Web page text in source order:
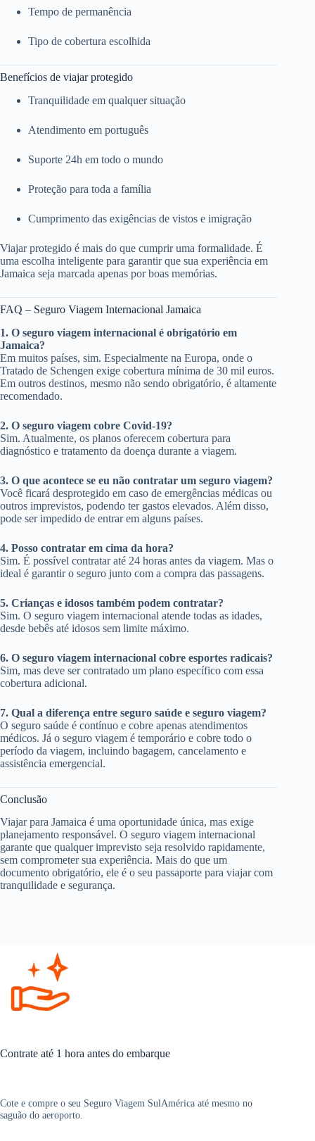
Tempo de permanência
Tipo de cobertura escolhida
Benefícios de viajar protegido
Tranquilidade em qualquer situação
Atendimento em português
Suporte 24h em todo o mundo
Proteção para toda a família
Cumprimento das exigências de vistos e imigração
Viajar protegido é mais do que cumprir uma formalidade. É
uma escolha inteligente para garantir que sua experiência em
Jamaica seja marcada apenas por boas memórias.
FAQ – Seguro Viagem Internacional Jamaica
1. O seguro viagem internacional é obrigatório em
Jamaica?
Em muitos países, sim. Especialmente na Europa, onde o
Tratado de Schengen exige cobertura mínima de 30 mil euros.
Em outros destinos, mesmo não sendo obrigatório, é altamente
recomendado.
2. O seguro viagem cobre Covid-19?
Sim. Atualmente, os planos oferecem cobertura para
diagnóstico e tratamento da doença durante a viagem.
3. O que acontece se eu não contratar um seguro viagem?
Você ficará desprotegido em caso de emergências médicas ou
outros imprevistos, podendo ter gastos elevados. Além disso,
pode ser impedido de entrar em alguns países.
4. Posso contratar em cima da hora?
Sim. É possível contratar até 24 horas antes da viagem. Mas o
ideal é garantir o seguro junto com a compra das passagens.
5. Crianças e idosos também podem contratar?
Sim. O seguro viagem internacional atende todas as idades,
desde bebês até idosos sem limite máximo.
6. O seguro viagem internacional cobre esportes radicais?
Sim, mas deve ser contratado um plano específico com essa
cobertura adicional.
7. Qual a diferença entre seguro saúde e seguro viagem?
O seguro saúde é contínuo e cobre apenas atendimentos
médicos. Já o seguro viagem é temporário e cobre todo o
período da viagem, incluindo bagagem, cancelamento e
assistência emergencial.
Conclusão
Viajar para Jamaica é uma oportunidade única, mas exige
planejamento responsável. O seguro viagem internacional
garante que qualquer imprevisto seja resolvido rapidamente,
sem comprometer sua experiência. Mais do que um
documento obrigatório, ele é o seu passaporte para viajar com
tranquilidade e segurança.
Contrate até 1 hora antes do embarque
Cote e compre o seu Seguro Viagem SulAmérica até mesmo no
saguão do aeroporto.